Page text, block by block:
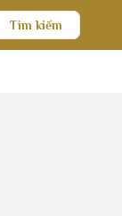
Tìm kiếm